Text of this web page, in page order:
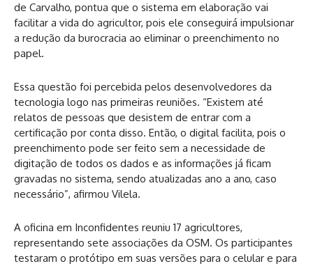
de Carvalho, pontua que o sistema em elaboração vai
facilitar a vida do agricultor, pois ele conseguirá impulsionar
a redução da burocracia ao eliminar o preenchimento no
papel.
Essa questão foi percebida pelos desenvolvedores da
tecnologia logo nas primeiras reuniões. “Existem até
relatos de pessoas que desistem de entrar com a
certificação por conta disso. Então, o digital facilita, pois o
preenchimento pode ser feito sem a necessidade de
digitação de todos os dados e as informações já ficam
gravadas no sistema, sendo atualizadas ano a ano, caso
necessário”, afirmou Vilela.
A oficina em Inconfidentes reuniu 17 agricultores,
representando sete associações da OSM. Os participantes
testaram o protótipo em suas versões para o celular e para